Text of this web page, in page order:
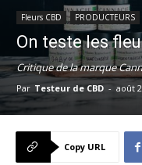
Fleurs CBD PRODUCTEURS
On teste les
Critique de la marque
Par Testeur de CBD - août
Copy URL